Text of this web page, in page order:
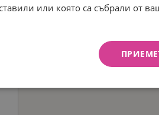
или която са събрали от